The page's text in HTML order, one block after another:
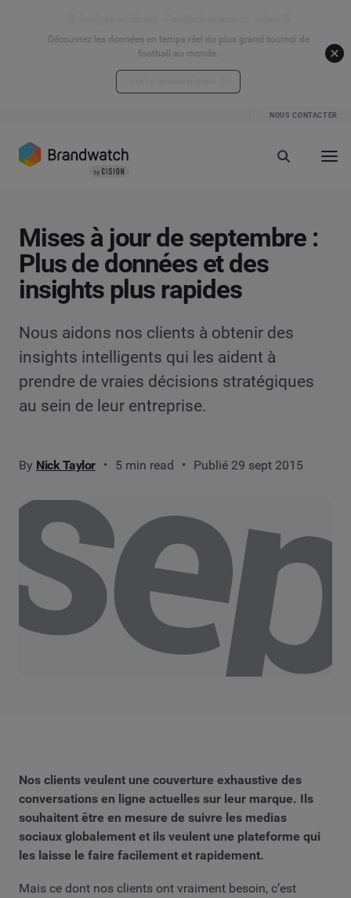
Découvrez les données en temps réel du plus grand tournoi de
football au monde.
NOUS CONTACTER
Mises à jour de septembre :
Plus de données et des
insights plus rapides
Nous aidons nos clients à obtenir des
insights intelligents qui les aident à
prendre de vraies décisions stratégiques
au sein de leur entreprise.
By Nick Taylor 5 min read Publié 29 sept 2015
Nos clients veulent une couverture exhaustive des
conversations en ligne actuelles sur leur marque. Ils
souhaitent être en mesure de suivre les medias
sociaux globalement et ils veulent une plateforme qui
les laisse le faire facilement et rapidement.
Mais ce dont nos clients ont vraiment besoin, c’est